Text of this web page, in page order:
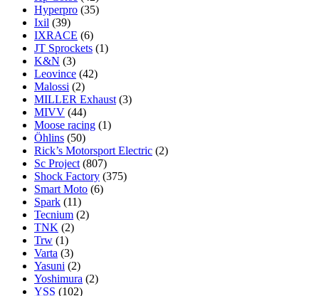
Hyperpro (35)
Ixil (39)
IXRACE (6)
JT Sprockets (1)
K&N (3)
Leovince (42)
Malossi (2)
MILLER Exhaust (3)
MIVV (44)
Moose racing (1)
Öhlins (50)
Rick’s Motorsport Electric (2)
Sc Project (807)
Shock Factory (375)
Smart Moto (6)
Spark (11)
Tecnium (2)
TNK (2)
Trw (1)
Varta (3)
Yasuni (2)
Yoshimura (2)
YSS (102)